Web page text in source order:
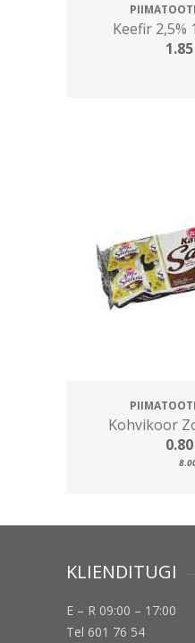
Keefir 2,5%
1.85
Kohvikoor
0.80
KLIENDITUGI
E – R 09:00 – 17:00
Tel 601 76 54